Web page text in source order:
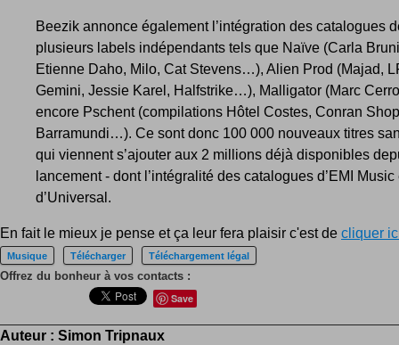
Beezik annonce également l’intégration des catalogues
plusieurs labels indépendants tels que Naïve (Carla
Etienne Daho, Milo, Cat Stevens…), Alien Prod (Majad,
Gemini, Jessie Karel, Halfstrike…), Malligator (Marc
encore Pschent (compilations Hôtel Costes, Conran
Barramundi…). Ce sont donc 100 000 nouveaux titres
qui viennent s’ajouter aux 2 millions déjà disponibles
lancement - dont l’intégralité des catalogues d’EMI Music
d’Universal.
En fait le mieux je pense et ça leur fera plaisir c'est de cliquer
Musique Télécharger Téléchargement légal
Offrez du bonheur à vos contacts :
Save
Auteur : Simon Tripnaux